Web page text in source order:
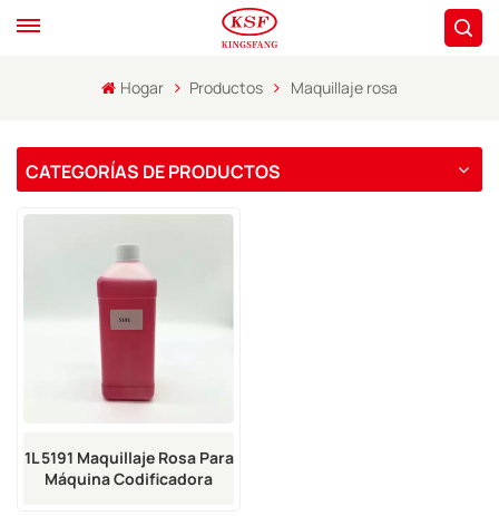
Hogar Productos Maquillaje rosa
CATEGORÍAS DE PRODUCTOS
1L 5191 Maquillaje Rosa Para
Máquina Codificadora